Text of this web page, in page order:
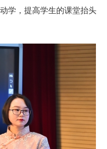
学，提高学生的课堂抬头